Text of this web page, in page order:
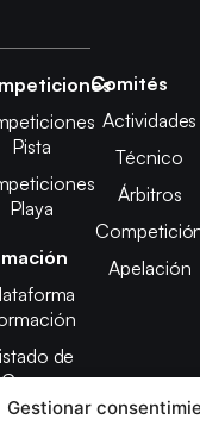
Gestionar
Pista
Playa
de
Cursos
Comités
Actividades
Técnico
Árbitros
Apelación